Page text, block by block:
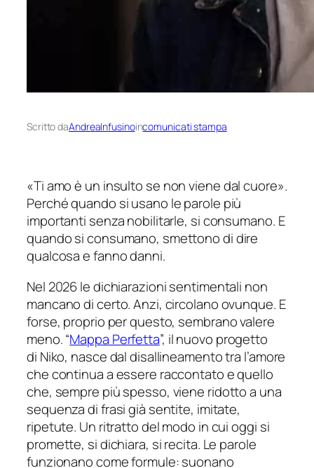
Scritto daAndreaInfusinoincomunicati stampa
«Ti amo è un insulto se non viene dal cuore».
Perché quando si usano le parole più
importanti senza nobilitarle, si consumano. E
quando si consumano, smettono di dire
qualcosa e fanno danni.
Nel 2026 le dichiarazioni sentimentali non
mancano di certo. Anzi, circolano ovunque. E
forse, proprio per questo, sembrano valere
meno. “Mappa Perfetta”, il nuovo progetto
di Niko, nasce dal disallineamento tra l’amore
che continua a essere raccontato e quello
che, sempre più spesso, viene ridotto a una
sequenza di frasi già sentite, imitate,
ripetute. Un ritratto del modo in cui oggi si
promette, si dichiara, si recita. Le parole
funzionano come formule: suonano